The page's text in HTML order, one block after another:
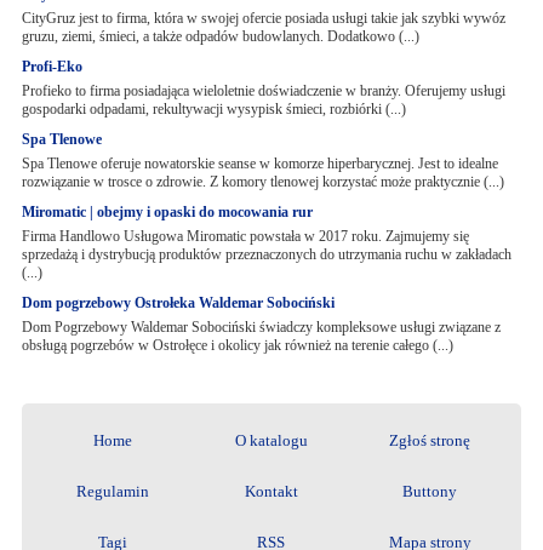
CityGruz jest to firma, która w swojej ofercie posiada usługi takie jak szybki wywóz
gruzu, ziemi, śmieci, a także odpadów budowlanych. Dodatkowo (...)
Profi-Eko
Profieko to firma posiadająca wieloletnie doświadczenie w branży. Oferujemy usługi
gospodarki odpadami, rekultywacji wysypisk śmieci, rozbiórki (...)
Spa Tlenowe
Spa Tlenowe oferuje nowatorskie seanse w komorze hiperbarycznej. Jest to idealne
rozwiązanie w trosce o zdrowie. Z komory tlenowej korzystać może praktycznie (...)
Miromatic | obejmy i opaski do mocowania rur
Firma Handlowo Usługowa Miromatic powstała w 2017 roku. Zajmujemy się
sprzedażą i dystrybucją produktów przeznaczonych do utrzymania ruchu w zakładach
(...)
Dom pogrzebowy Ostrołeka Waldemar Sobociński
Dom Pogrzebowy Waldemar Sobociński świadczy kompleksowe usługi związane z
obsługą pogrzebów w Ostrołęce i okolicy jak również na terenie całego (...)
Home O katalogu Zgłoś stronę
Regulamin Kontakt Buttony
Tagi RSS Mapa strony